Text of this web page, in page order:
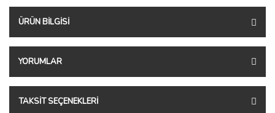
ÜRÜN BILGISI
YORUMLAR
TAKSIT SEÇENEKLERI